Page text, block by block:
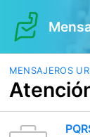
MENSAJEROS